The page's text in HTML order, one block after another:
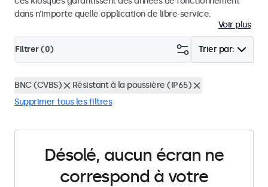
dans n'importe quelle application de libre-service.
Voir plus
Trier par:
Filtrer (0)
BNC (CVBS)
Résistant à la poussière (IP65)
Supprimer tous les filtres
Désolé, aucun écran ne
correspond à votre